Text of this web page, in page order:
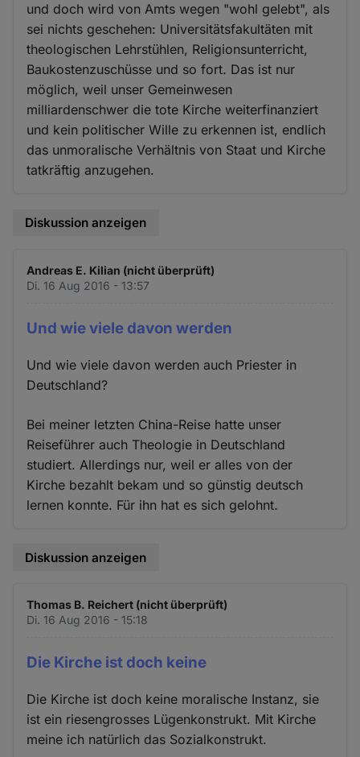
und doch wird von Amts wegen "wohl gelebt", als
sei nichts geschehen: Universitätsfakultäten mit
theologischen Lehrstühlen, Religionsunterricht,
Baukostenzuschüsse und so fort. Das ist nur
möglich, weil unser Gemeinwesen
milliardenschwer die tote Kirche weiterfinanziert
und kein politischer Wille zu erkennen ist, endlich
das unmoralische Verhältnis von Staat und Kirche
tatkräftig anzugehen.
Diskussion anzeigen
Andreas E. Kilian (nicht überprüft)
Di. 16 Aug 2016 - 13:57
Und wie viele davon werden
Und wie viele davon werden auch Priester in
Deutschland?
Bei meiner letzten China-Reise hatte unser
Reiseführer auch Theologie in Deutschland
studiert. Allerdings nur, weil er alles von der
Kirche bezahlt bekam und so günstig deutsch
lernen konnte. Für ihn hat es sich gelohnt.
Diskussion anzeigen
Thomas B. Reichert (nicht überprüft)
Di. 16 Aug 2016 - 15:18
Die Kirche ist doch keine
Die Kirche ist doch keine moralische Instanz, sie
ist ein riesengrosses Lügenkonstrukt. Mit Kirche
meine ich natürlich das Sozialkonstrukt.